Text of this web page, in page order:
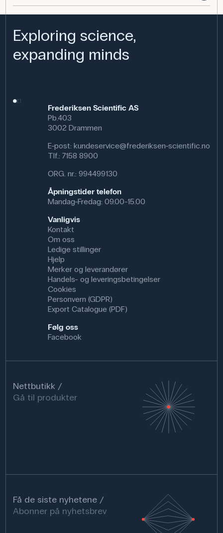
Exploring science,
expanding minds
Frederiksen Scientific AS
Pb.403
3002 Drammen
E-post: kundeservice@frederiksen-scientific.no
Tlf.: 7158 8900
ORG. nr.: 994499130
Åpningstider telefon
Mandag-Fredag: 09.00-15.00
Vanligvis
Kontakt
Om oss
Ledige stillinger
Hjelp
Merker og leverandører
Handels- og leveringsbetingelser
Cookies
Personvern (GDPR)
Export Catalogue (PDF)
Følg oss
Facebook
Nettbutikk
Gå til produkter
Få de siste nyhetene
Abonner på nyhetsbrev